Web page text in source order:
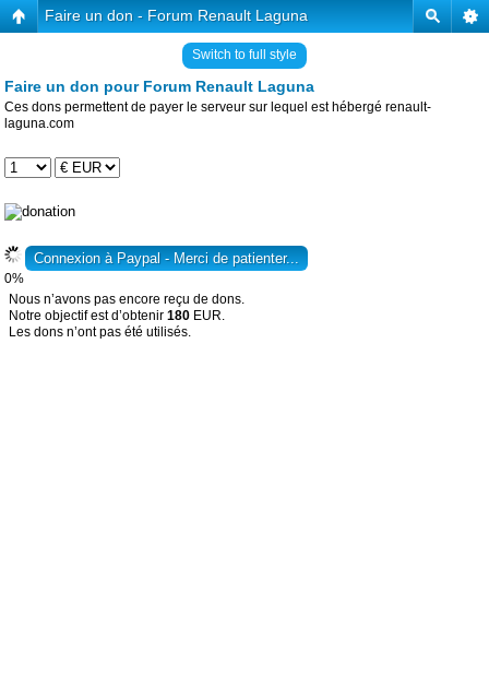
Faire un don - Forum Renault Laguna
Switch to full style
Faire un don pour Forum Renault Laguna
Ces dons permettent de payer le serveur sur lequel est hébergé renault-
laguna.com
0%
Nous n’avons pas encore reçu de dons.
Notre objectif est d’obtenir 180 EUR.
Les dons n’ont pas été utilisés.